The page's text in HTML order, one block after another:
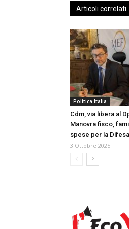
Articoli correlati
Politica Italia
Cdm, via libera al
Manovra fisco,
spese per la Difesa
3 Ottobre 2025